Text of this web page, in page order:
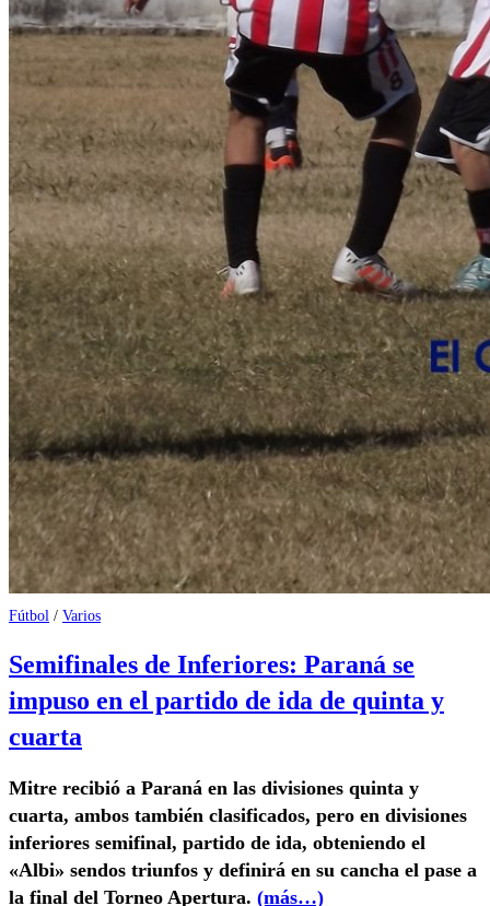
Fútbol / Varios
Semifinales de Inferiores: Paraná se
impuso en el partido de ida de quinta y
cuarta
Mitre recibió a Paraná en las divisiones quinta y
cuarta, ambos también clasificados, pero en divisiones
inferiores semifinal, partido de ida, obteniendo el
«Albi» sendos triunfos y definirá en su cancha el pase a
la final del Torneo Apertura. (más…)